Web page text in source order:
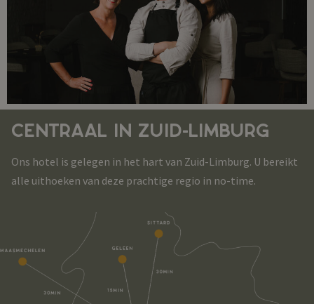
CENTRAAL IN ZUID-LIMBURG
Ons hotel is gelegen in het hart van Zuid-Limburg. U bereikt
alle uithoeken van deze prachtige regio in no-time.